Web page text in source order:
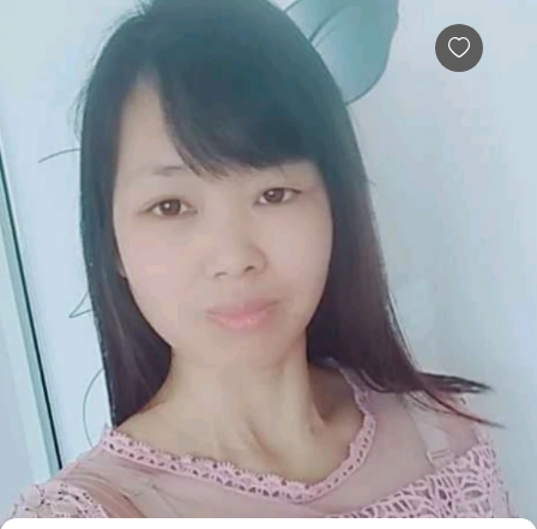
A莉倾听倾听者简介，倾诉费用多少，效果怎么样-给力心理
